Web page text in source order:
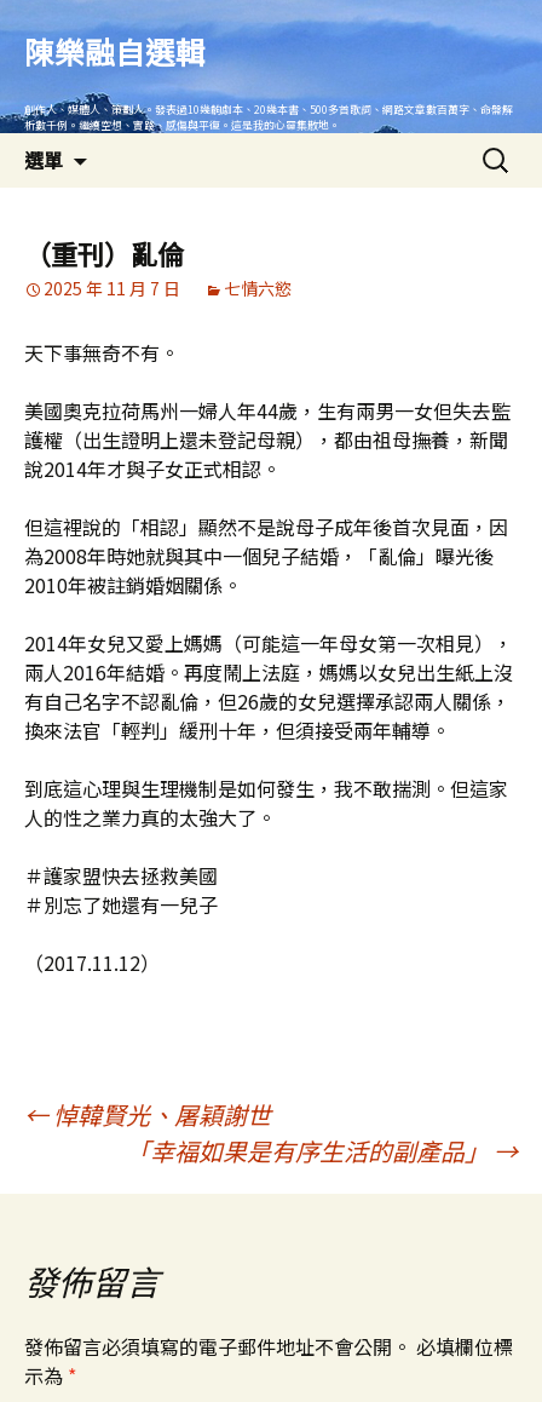
內
陳樂融自選輯
創作人、媒體人、策劃人。發表過10幾齣劇本、20幾本書、500多首歌詞、網路文章數百萬字、命盤解
析數千例。繼續空想、實踐、感傷與平復。這是我的心靈集散地。
選單
搜
尋
（重刊）亂倫
2025 年 11 月 7 日 七情六慾
天下事無奇不有。
美國奧克拉荷馬州一婦人年44歲，生有兩男一女但失去監
護權（出生證明上還未登記母親），都由祖母撫養，新聞
說2014年才與子女正式相認。
但這裡說的「相認」顯然不是說母子成年後首次見面，因
為2008年時她就與其中一個兒子結婚，「亂倫」曝光後
2010年被註銷婚姻關係。
2014年女兒又愛上媽媽（可能這一年母女第一次相見），
兩人2016年結婚。再度鬧上法庭，媽媽以女兒出生紙上沒
有自己名字不認亂倫，但26歲的女兒選擇承認兩人關係，
換來法官「輕判」緩刑十年，但須接受兩年輔導。
到底這心理與生理機制是如何發生，我不敢揣測。但這家
人的性之業力真的太強大了。
＃護家盟快去拯救美國
＃別忘了她還有一兒子
（2017.11.12）
文
章
導
覽
←悼韓賢光、屠穎謝世
「幸福如果是有序生活的副產品」 →
發佈留言
發佈留言必須填寫的電子郵件地址不會公開。 必填欄位標
示為 *